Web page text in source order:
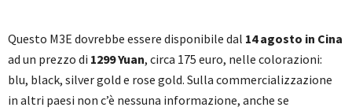
Questo M3E dovrebbe essere disponibile dal 14 agosto in Cina
ad un prezzo di 1299 Yuan, circa 175 euro, nelle colorazioni:
blu, black, silver gold e rose gold. Sulla commercializzazione
in altri paesi non c’è nessuna informazione, anche se